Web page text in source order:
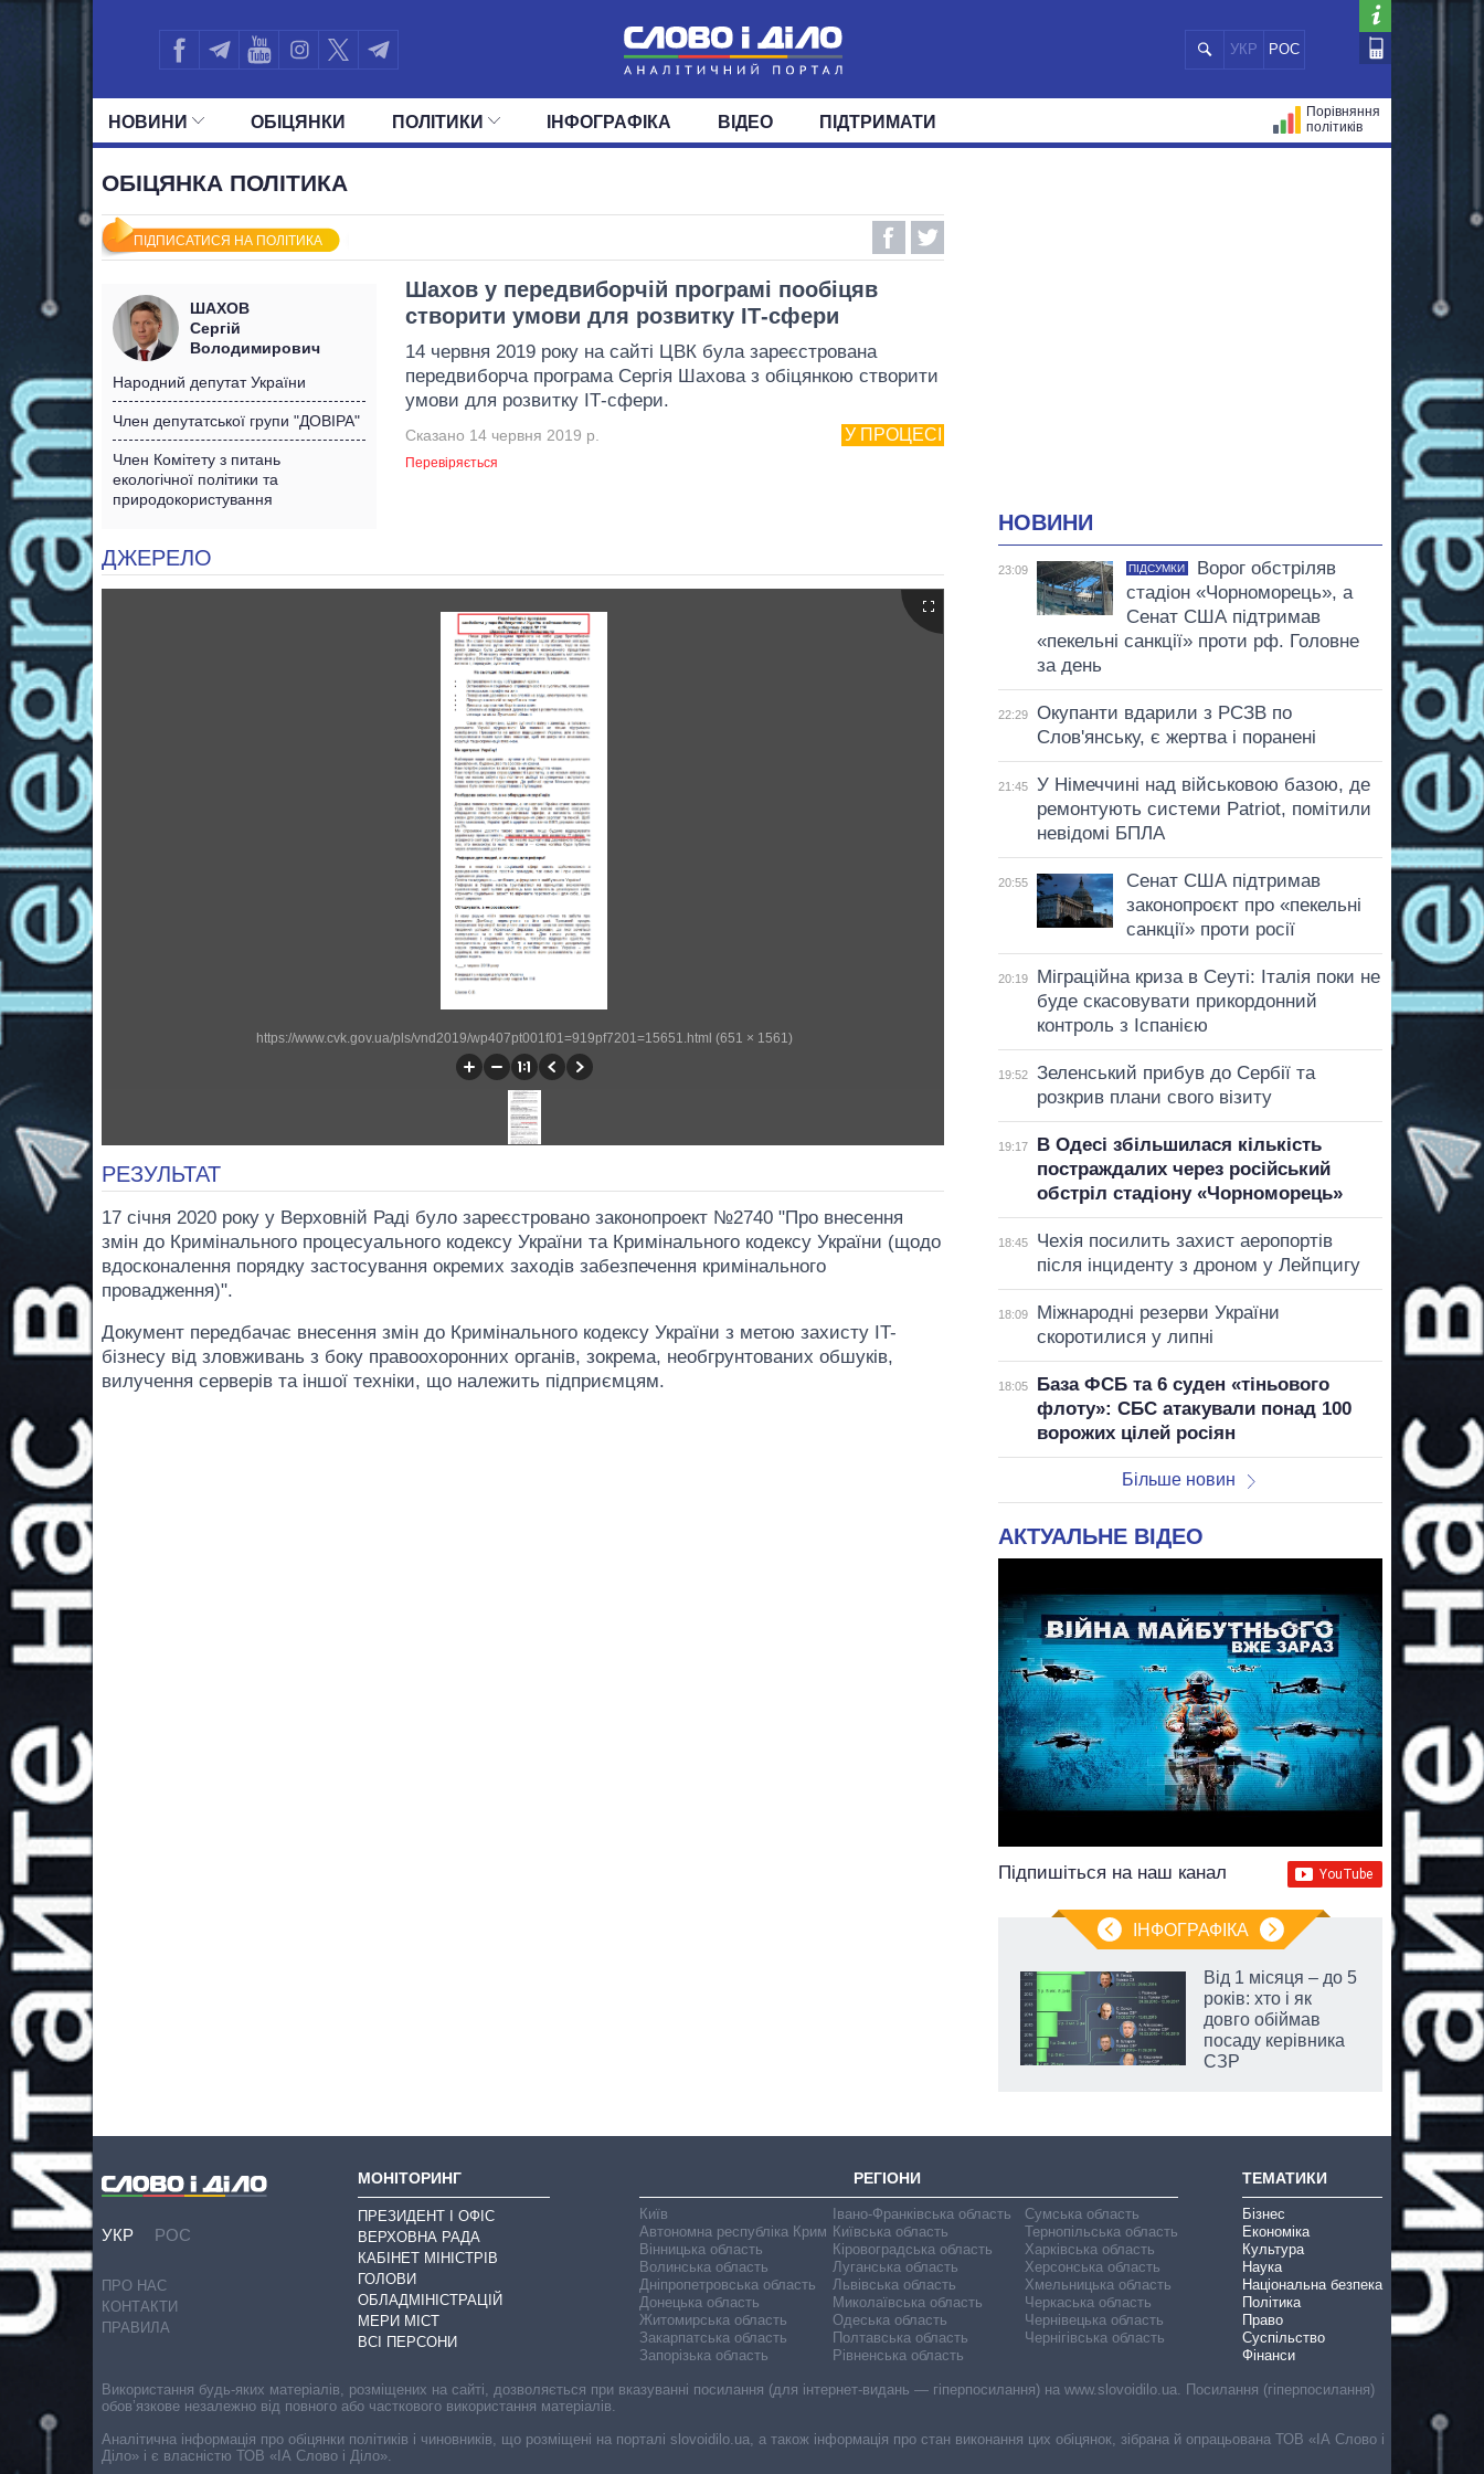
УКР РОС
НОВИНИ
СВІТ
ОБIЦЯНКИ ПОЛIТИКИ
ОКРУГИ
ІНФОГРАФІКА ВІДЕО ПІДТРИМАТИ
Порівняння
політиків
ОБІЦЯНКА ПОЛІТИКА
ПІДПИСАТИСЯ НА ПОЛІТИКА
ШАХОВ
Сергій
Володимирович
Народний депутат України
Член депутатської групи "ДОВІРА"
Член Комітету з питань
екологічної політики та
природокористування
Шахов у передвиборчій програмі пообіцяв
створити умови для розвитку ІТ-сфери
14 червня 2019 року на сайті ЦВК була зареєстрована
передвиборча програма Сергія Шахова з обіцянкою створити
умови для розвитку ІТ-сфери.
У ПРОЦЕСІ
Сказано 14 червня 2019 р.
Перевіряється
ДЖЕРЕЛО
https://www.cvk.gov.ua/pls/vnd2019/wp407pt001f01=919pf7201=15651.html (651 × 1561)
РЕЗУЛЬТАТ
17 січня 2020 року у Верховній Раді було зареєстровано законопроект №2740 "Про внесення
змін до Кримінального процесуального кодексу України та Кримінального кодексу України (щодо
вдосконалення порядку застосування окремих заходів забезпечення кримінального
провадження)".
Документ передбачає внесення змін до Кримінального кодексу України з метою захисту IT-
бiзнесу від зловживань з боку правоохоронних органів, зокрема, необгрунтованих обшуків,
вилучення серверів та іншої техніки, що належить підприємцям.
НОВИНИ
23:09 ПІДСУМКИ
Ворог обстріляв
стадіон «Чорноморець», а
Сенат США підтримав
«пекельні санкції» проти рф. Головне
за день
22:29
Окупанти вдарили з РСЗВ по
Слов'янську, є жертва і поранені
21:45
У Німеччині над військовою базою, де
ремонтують системи Patriot, помітили
невідомі БПЛА
20:55
Сенат США підтримав
законопроєкт про «пекельні
санкції» проти росії
20:19
Міграційна криза в Сеуті: Італія поки не
буде скасовувати прикордонний
контроль з Іспанією
19:52
Зеленський прибув до Сербії та
розкрив плани свого візиту
19:17
В Одесі збільшилася кількість
постраждалих через російський
обстріл стадіону «Чорноморець»
18:45
Чехія посилить захист аеропортів
після інциденту з дроном у Лейпцигу
18:09
Міжнародні резерви України
скоротилися у липні
18:05
База ФСБ та 6 суден «тіньового
флоту»: СБС атакували понад 100
ворожих цілей росіян
Більше новин
АКТУАЛЬНЕ ВІДЕО
Підпишіться на наш канал
ІНФОГРАФІКА
Від 1 місяця – до 5
років: хто і як
довго обіймав
посаду керівника
СЗР
УКР РОС
ПРО НАС
КОНТАКТИ
ПРАВИЛА
МОНІТОРИНГ
ПРЕЗИДЕНТ І ОФІС
ВЕРХОВНА РАДА
КАБІНЕТ МІНІСТРІВ
ГОЛОВИ
ОБЛАДМІНІСТРАЦІЙ
МЕРИ МІСТ
ВСІ ПЕРСОНИ
РЕГІОНИ
Київ
Автономна республіка Крим
Вінницька область
Волинська область
Дніпропетровська область
Донецька область
Житомирська область
Закарпатська область
Запорізька область
Івано-Франківська область
Київська область
Кіровоградська область
Луганська область
Львівська область
Миколаївська область
Одеська область
Полтавська область
Рівненська область
Сумська область
Тернопільська область
Харківська область
Херсонська область
Хмельницька область
Черкаська область
Чернівецька область
Чернігівська область
ТЕМАТИКИ
Бізнес
Економіка
Культура
Наука
Національна безпека
Політика
Право
Суспільство
Фінанси
Використання будь-яких матеріалів, розміщених на сайті, дозволяється при вказуванні посилання (для інтернет-видань — гіперпосилання) на www.slovoidilo.ua. Посилання (гіперпосилання)
обов’язкове незалежно від повного або часткового використання матеріалів.
Аналітична інформація про обіцянки політиків і чиновників, що розміщені на порталі slovoidilo.ua, а також інформація про стан виконання цих обіцянок, зібрана й опрацьована ТОВ «ІА Слово і
Діло» і є власністю ТОВ «ІА Слово і Діло».